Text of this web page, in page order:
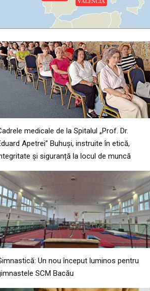
medicale de la Spitalul „Prof. Dr.
Apetrei” Buhuși, instruite în etică,
și siguranță la locul de muncă
Un nou început luminos pentru
SCM Bacău